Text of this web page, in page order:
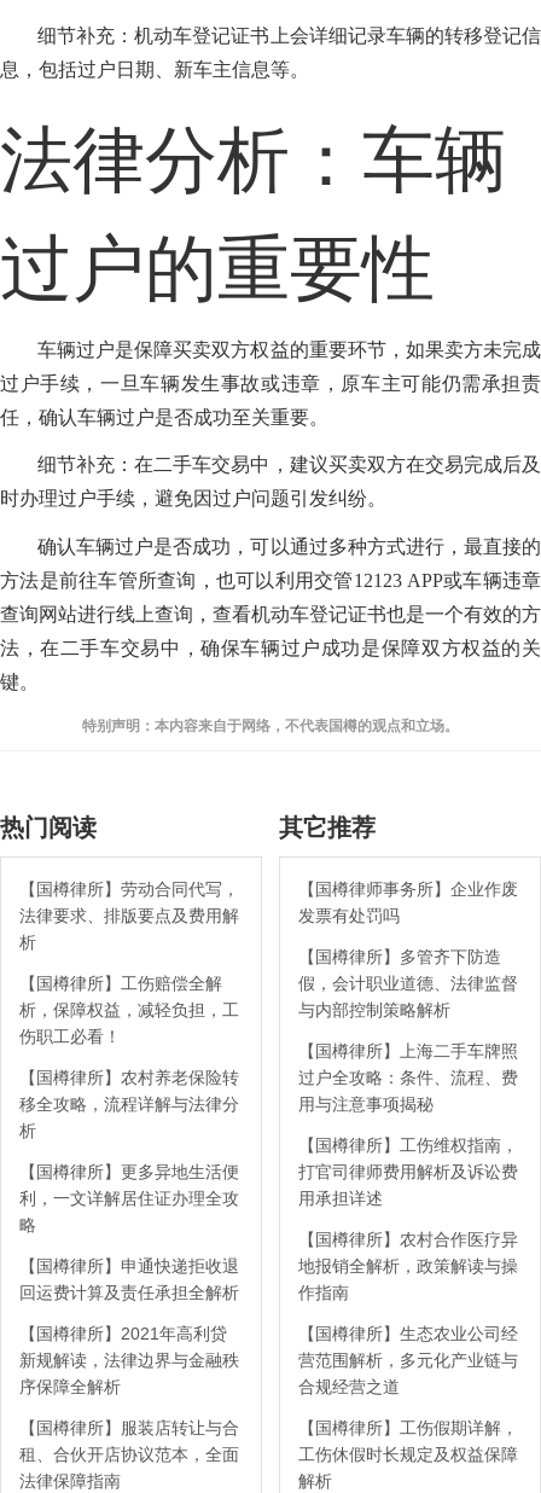
细节补充：机动车登记证书上会详细记录车辆的转移登记信
息，包括过户日期、新车主信息等。
法律分析：车辆
过户的重要性
车辆过户是保障买卖双方权益的重要环节，如果卖方未完成
过户手续，一旦车辆发生事故或违章，原车主可能仍需承担责
任，确认车辆过户是否成功至关重要。
细节补充：在二手车交易中，建议买卖双方在交易完成后及
时办理过户手续，避免因过户问题引发纠纷。
确认车辆过户是否成功，可以通过多种方式进行，最直接的
方法是前往车管所查询，也可以利用交管12123 APP或车辆违章
查询网站进行线上查询，查看机动车登记证书也是一个有效的方
法，在二手车交易中，确保车辆过户成功是保障双方权益的关
键。
特别声明：本内容来自于网络，不代表国樽的观点和立场。
热门阅读
【国樽律所】劳动合同代写，
法律要求、排版要点及费用解
析
【国樽律所】工伤赔偿全解
析，保障权益，减轻负担，工
伤职工必看！
【国樽律所】农村养老保险转
移全攻略，流程详解与法律分
析
【国樽律所】更多异地生活便
利，一文详解居住证办理全攻
略
【国樽律所】申通快递拒收退
回运费计算及责任承担全解析
【国樽律所】2021年高利贷
新规解读，法律边界与金融秩
序保障全解析
【国樽律所】服装店转让与合
租、合伙开店协议范本，全面
法律保障指南
其它推荐
【国樽律师事务所】企业作废
发票有处罚吗
【国樽律所】多管齐下防造
假，会计职业道德、法律监督
与内部控制策略解析
【国樽律所】上海二手车牌照
过户全攻略：条件、流程、费
用与注意事项揭秘
【国樽律所】工伤维权指南，
打官司律师费用解析及诉讼费
用承担详述
【国樽律所】农村合作医疗异
地报销全解析，政策解读与操
作指南
【国樽律所】生态农业公司经
营范围解析，多元化产业链与
合规经营之道
【国樽律所】工伤假期详解，
工伤休假时长规定及权益保障
解析